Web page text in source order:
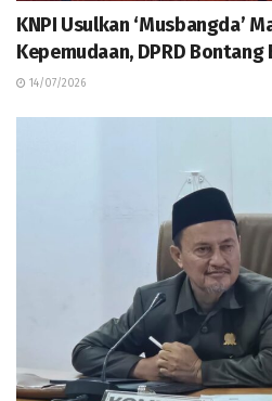
KNPI Usulkan ‘Musbangda’
Kepemudaan, DPRD Bontang
14/07/2026